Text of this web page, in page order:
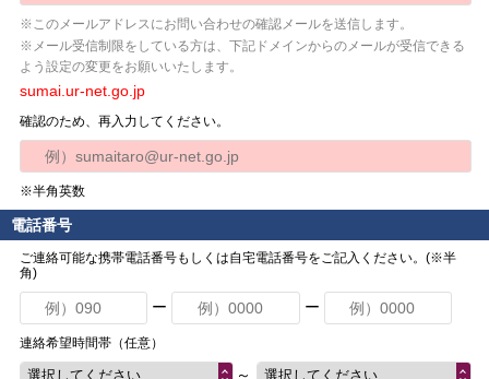
※このメールアドレスにお問い合わせの確認メールを送信します。
※メール受信制限をしている方は、下記ドメインからのメールが受信できる
よう設定の変更をお願いいたします。
sumai.ur-net.go.jp
確認のため、再入力してください。
※半角英数
電話番号
ご連絡可能な携帯電話番号もしくは自宅電話番号をご記入ください。(※半
角)
ー ー
連絡希望時間帯（任意）
選択してください ～ 選択してください